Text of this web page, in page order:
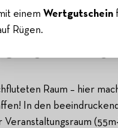
UND
Raum – hier
In den
einem Wertgutschein
Rügen.